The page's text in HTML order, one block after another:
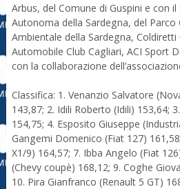
Arbus, del Comune di Guspini e con
Autonoma della Sardegna, del
Ambientale della Sardegna, Coldiretti
Automobile Club Cagliari, ACI Sport
con la collaborazione
Classifica: 1. Venanzio Salvatore
143,87; 2. Idili Roberto (Idili) 153,64;
154,75; 4. Esposito Giuseppe
Gangemi Domenico (Fiat 127)
X1/9) 164,57; 7. Ibba Angelo (Fiat
(Chevy coupè) 168,12; 9. Coghe
10. Pira Gianfranco (Renault 5 GT)